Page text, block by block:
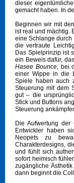
dieser
gemacht haben. In
Beginnen wir mit
ist real und mächtig.
eine Schlange
die vertraute
Das Spielprinzip ist
ein Beweis dafür,
Hasee Bounce, bei
einer Wippe in die
Spiele haben auch
Steuerung mit dem
gut – die
Stick und Buttons
Steuerung
Die Aufwertung
Entwickler haben
Neopets zu
Charakterdesigns,
und fühlt sich
sofort heimisch
zugängliche
dann beginnt die